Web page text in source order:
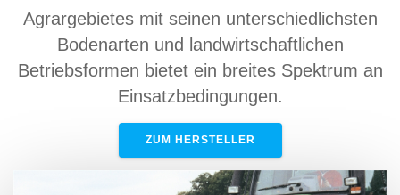
Agrargebietes mit seinen unterschiedlichsten
Bodenarten und landwirtschaftlichen
Betriebsformen bietet ein breites Spektrum an
Einsatzbedingungen.
ZUM HERSTELLER